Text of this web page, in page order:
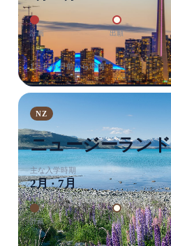
計画 出願
12–15か月前から準備
NZ
ニュージーランド
主な入学時期
2月 · 7月
計画 出願